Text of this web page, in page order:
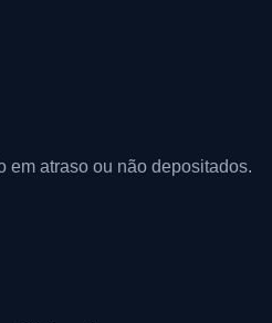
em atraso ou não depositados.